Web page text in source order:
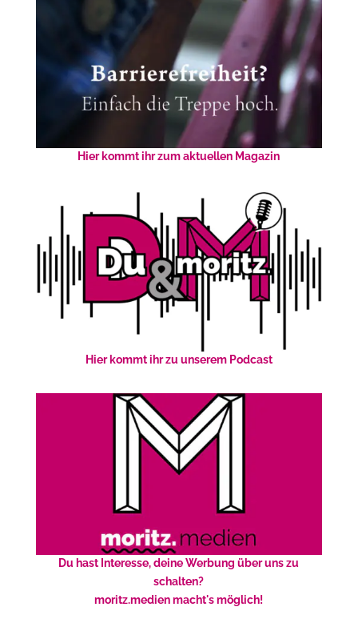
Hier kommt ihr zum aktuellen Magazin
Hier kommt ihr zu unserem Podcast
Du hast Interesse, deine Werbung über uns zu
schalten?
moritz.medien macht's möglich!